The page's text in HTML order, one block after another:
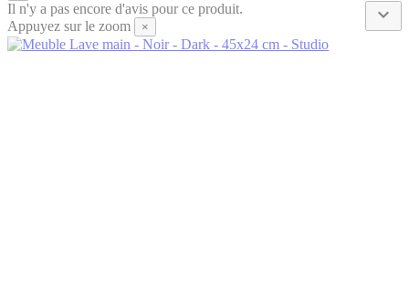

Il n'y a pas encore d'avis pour ce produit.
Appuyez sur le zoom
×